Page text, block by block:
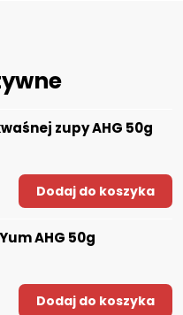
zupy AHG 50g
Dodaj do koszyka
AHG 50g
Dodaj do koszyka